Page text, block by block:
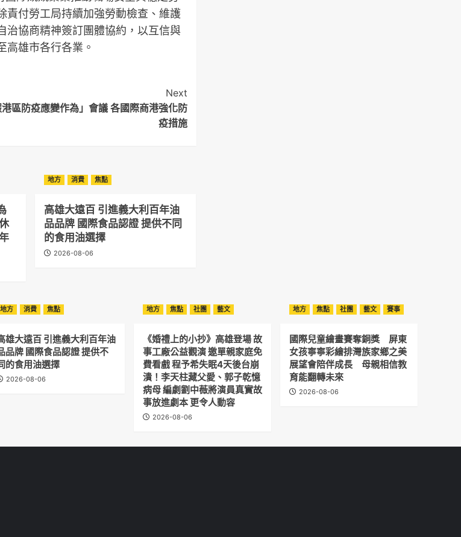
責付勞工局持續加強勞動檢查、維護
治協商精神簽訂團體協約，以互信與
高雄市各行各業。
Next
港區防疫應變作為」會議 各國際商港強化防
疫措施
地方 消費 焦點
高雄大遠百 引進義大利百年油
品品牌 國際食品認證 提供不同
的食用油選擇
2026-08-06
地方 消費 焦點
雄大遠百 引進義大利百年油
品牌 國際食品認證 提供不
的食用油選擇
2026-08-06
地方 焦點 社團 藝文
《婚禮上的小抄》高雄登場 故
事工廠公益觀演 邀單親家庭免
費看戲 程予希失眠4天後台崩
潰！李天柱藏父愛、郭子乾憶
病母 編劇劉中薇將演員真實故
事放進劇本 更令人動容
2026-08-06
地方 焦點 社團 藝文 賽事
國際兒童繪畫賽奪銅獎 屏東
女孩寧寧彩繪排灣族家鄉之美
展望會陪伴成長 母親相信教
育能翻轉未來
2026-08-06